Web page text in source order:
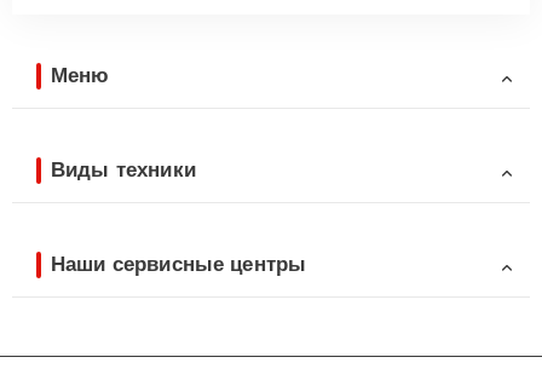
Меню
Виды техники
Наши сервисные центры